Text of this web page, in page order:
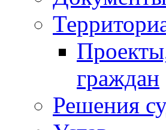
граждан
Решения